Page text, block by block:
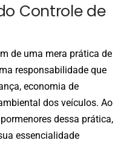
Controle de
de uma mera prática de
responsabilidade que
economia de
dos veículos. Ao
dessa prática,
essencialidade